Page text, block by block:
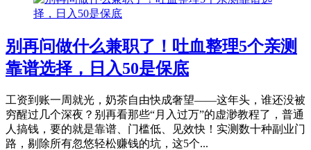
别再问做什么兼职了！吐血整理5个亲测
靠谱选择，日入50是保底
工资到账一周就光，奶茶自由快成奢望——这年头，谁还没被
穷醒过几个深夜？别再看那些“月入过万”的虚渺教程了，普通
人搞钱，要的就是靠谱、门槛低、见效快！实测数十种副业门
路，剔除所有忽悠轻松赚钱的坑，这5个...